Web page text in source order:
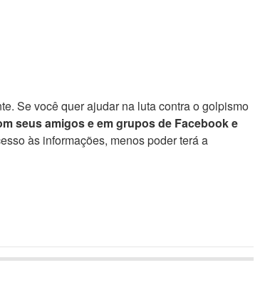
Se você quer ajudar na luta contra o golpismo
seus amigos e em grupos de Facebook e
às informações, menos poder terá a